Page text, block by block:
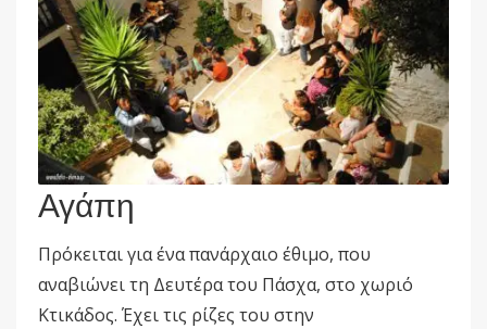
Αγάπη
Πρόκειται για ένα πανάρχαιο έθιμο, που
αναβιώνει τη Δευτέρα του Πάσχα, στο χωριό
Κτικάδος. Έχει τις ρίζες του στην